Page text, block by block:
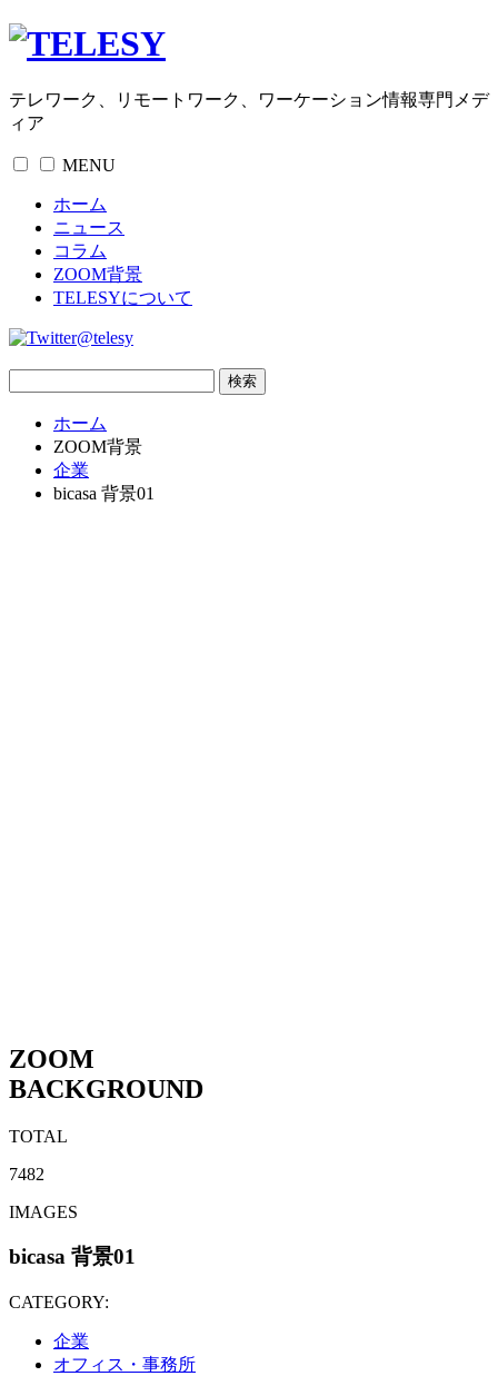
テレワーク、リモートワーク、ワーケーション情報専門メデ
ィア
MENU
ホーム
ニュース
コラム
ZOOM背景
TELESYについて
@telesy
ホーム
ZOOM背景
企業
bicasa 背景01
ZOOM
BACKGROUND
TOTAL
7482
IMAGES
bicasa 背景01
CATEGORY:
企業
オフィス・事務所